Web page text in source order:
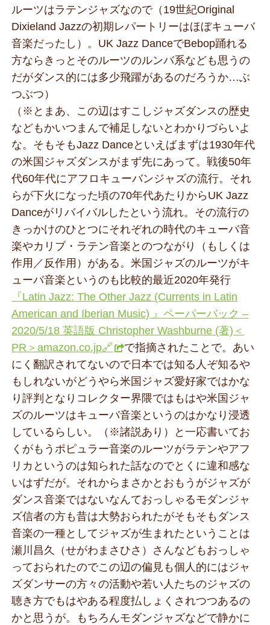
ルーツはラテンジャズなので（19世紀Original
Dixieland Jazzの初期レパートリーはほぼキューバ
音楽だったし）。UK Jazz DanceでBebop踊れる
方ならきっとそのルーツのルンバ系なども思うの
だがダンス的には多少飛躍があるのだろうか…ぶ
つぶつ）
（※とまあ、この辺はすこしジャズダンスの歴史
などもかいつまんで補足しないとわかりづらいよ
な。そもそもJazz Danceといえばまずは1930年代
の米国ジャズダンスがまず先にあって。戦後50年
代60年代にアフロキューバンジャズの流行。それ
らが下火になった頃の70年代あたりからUK Jazz
Danceがリバイバルしたという流れ。その流行の
きっかけのひとつにそれぞれの時代のキューバ音
楽やカリブ・ラテン音楽とのつながり（もしくは
作用／反作用）がある。米国ジャズのルーツがキ
ューバ音楽というのも比較的最近2020年発行
『Latin Jazz: The Other Jazz (Currents in Latin
American and Iberian Music) 』ペーパーバック –
2020/5/18 英語版 Christopher Washburne (著)＜
PR＞amazon.co.jp🔗
で指摘されたことで。あい
にく翻訳されてないので日本では知る人ぞ知るや
もしれないがどうやら米国ジャズ愛好家ではかな
り評判となりコレクター界隈ではもはや米国ジャ
ズのルーツはキューバ音楽というのはかなり浸透
しているらしい。（※諸説あり）と一応書いてお
くがもうポピュラー音楽のルーツがラテンやアフ
リカというのは知られた話なのでとくに違和感な
いはずだが。それからまさかとおもうがジャズが
ダンス音楽ではないなんておっしゃるモダンジャ
ズ信者の方も昔は大勢おられたがそもそもダンス
音楽の一種としてジャズが生まれたということは
瀬川昌久（せがわまさひさ）さんなどもおっしゃ
っておられたのでこの辺の偏見も個人的にはジャ
ズダンサーの方々の活動や若い人たちのジャズの
聴き方でもはやある程度払しょくされつつあるの
かと思うが。もちろんモダンジャズなどで静かに